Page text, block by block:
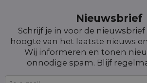
Nieuwsbrief
Schrijf je in voor de
hoogte van het laatste nieuws
Wij informeren en tonen
onnodige spam. Blijf